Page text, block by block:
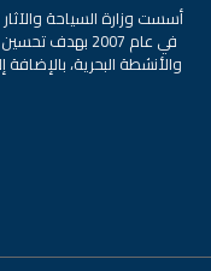
أسست وزارة السياحة
في عام 2007
والأنشطة البحرية، بالإضافة